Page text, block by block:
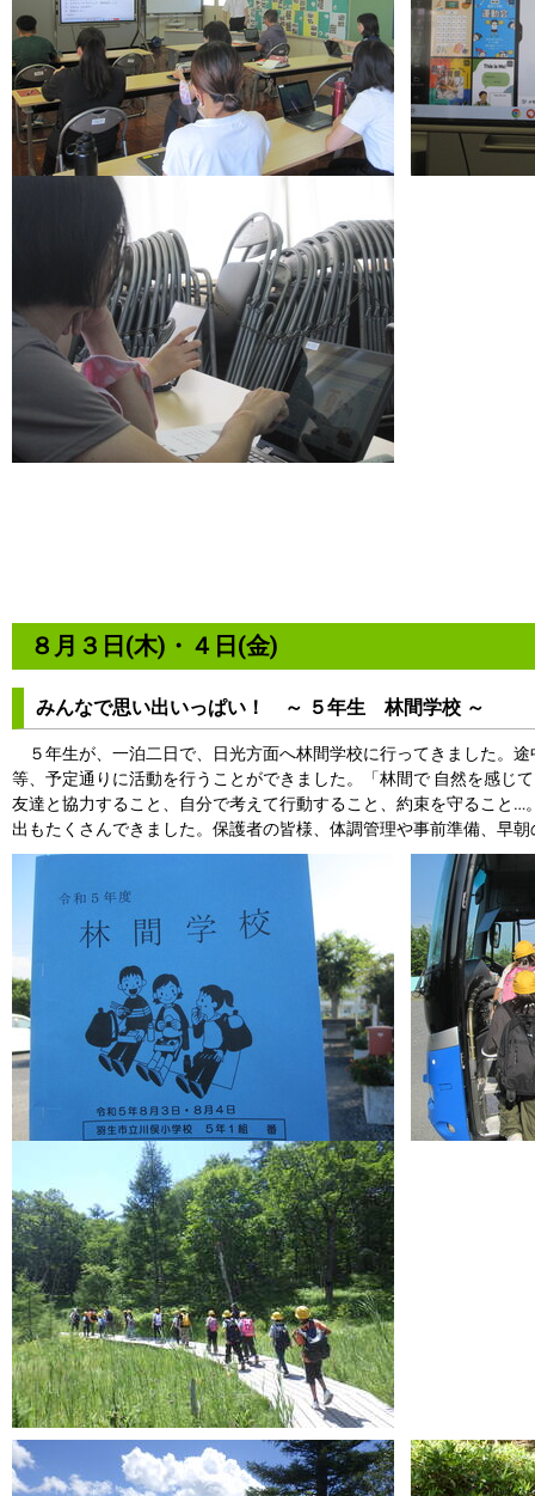
８月３日(木)・４日(金)
みんなで思い出いっぱい！ ～ ５年生 林間学校 ～
５年生が、一泊二日で、日光方面へ林間学校に行ってきました。
等、予定通りに活動を行うことができました。「林間で 自然を感じ
友達と協力すること、自分で考えて行動すること、約束を守ること
出もたくさんできました。保護者の皆様、体調管理や事前準備、早